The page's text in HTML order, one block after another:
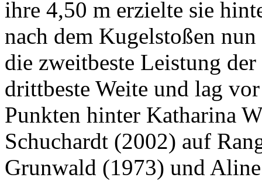
ihre 4,50 m erzielte sie
nach dem Kugelstoßen
die zweitbeste Leistung
drittbeste Weite und lag
Punkten hinter Katharina
Schuchardt (2002) auf
Grunwald (1973) und